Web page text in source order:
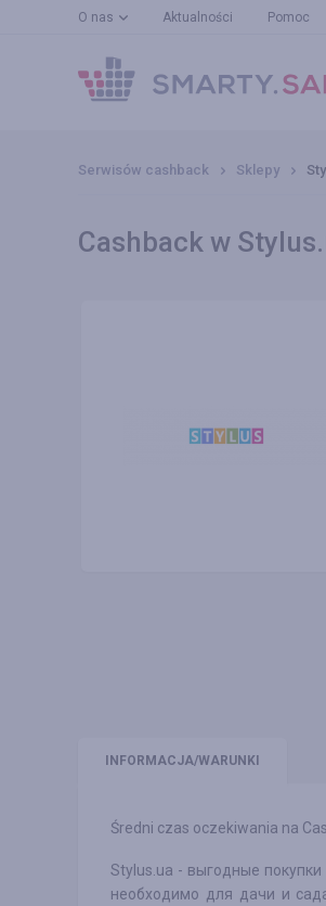
O nas Aktualności Pomoc
Serwisów cashback Sklepy
Cashback w
INFO RMACJA/WARUNKI
Średni czas oczekiwania na
Stylus.ua - выгодные
необходимо для дачи и